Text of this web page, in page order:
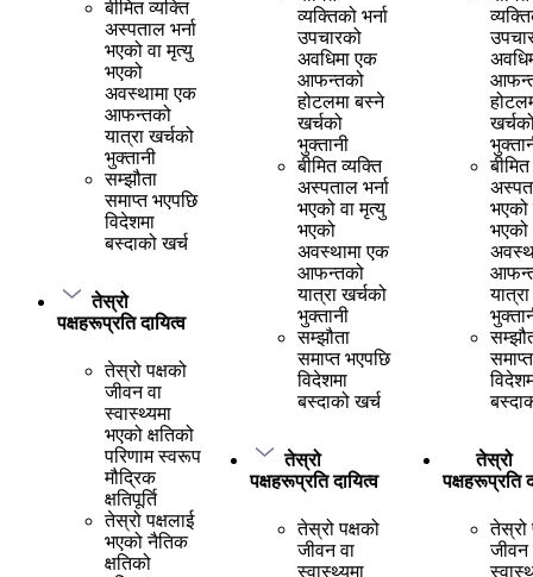
बीमित व्यक्ति
अस्पताल भर्ना
भएको वा मृत्यु
भएको
अवस्थामा एक
आफन्तको
यात्रा खर्चको
भुक्तानी
सम्झौता
समाप्त भएपछि
विदेशमा
बस्दाको खर्च
तेस्रो
पक्षहरूप्रति दायित्व
तेस्रो पक्षको
जीवन वा
स्वास्थ्यमा
भएको क्षतिको
परिणाम स्वरूप
मौद्रिक
क्षतिपूर्ति
तेस्रो पक्षलाई
भएको नैतिक
क्षतिको
व्यक्तिको भर्ना
उपचारको
अवधिमा एक
आफन्तको
होटलमा बस्ने
खर्चको
भुक्तानी
बीमित व्यक्ति
अस्पताल भर्ना
भएको वा मृत्यु
भएको
अवस्थामा एक
आफन्तको
यात्रा खर्चको
भुक्तानी
सम्झौता
समाप्त भएपछि
विदेशमा
बस्दाको खर्च
तेस्रो
पक्षहरूप्रति दायित्व
तेस्रो पक्षको
जीवन वा
स्वास्थ्यमा
भएको
भएको
तेस्रो
पक्षहरूप्रति
तेस्रो
जीवन